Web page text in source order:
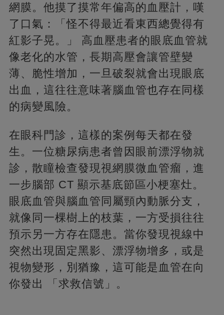
網膜。他摸了摸常年偏高的血壓計，嘆
了口氣：「怪不得最近看東西總覺得有
紅影子晃。」 高血壓患者的眼底血管就
像老化的水管，長期高壓會讓管壁變
薄、脆性增加，一旦破裂就會出現眼底
出血，這往往意味著腦血管也存在同樣
的病變風險。
在眼科門診，這樣的案例每天都在發
生。一位糖尿病患者曾因眼前漂浮物就
診，散瞳檢查發現視網膜微血管瘤，進
一步腦部 CT 顯示基底節區小梗塞灶。
眼底血管與腦血管同屬頸內動脈分支，
就像同一棵樹上的枝葉，一方受損往往
預示另一方存在隱患。當你發現視線中
突然出現固定黑影、漂浮物增多，或是
視物變形，別猶豫，這可能是血管在向
你發出 「求救信號」。